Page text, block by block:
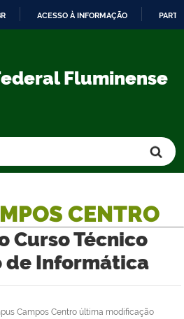
CONTEÚDO
ACESSO À INFORMAÇÃO
Fluminense
CENTRO
Curso Técnico
de Informática
Campos Centro última modificação